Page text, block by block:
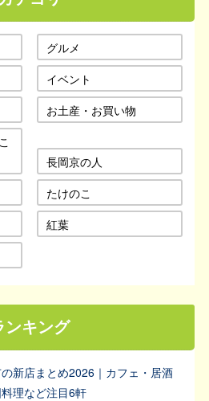
グルメ
イベント
お土産・お買い物
長岡京の人
たけのこ
紅葉
ンキング
新店まとめ2026｜カフェ・居酒
理など注目6軒